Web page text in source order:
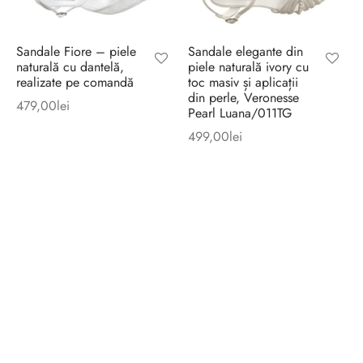
Sandale Fiore – piele
naturală cu dantelă,
realizate pe comandă
479,00lei
Sandale elegante din
piele naturală ivory cu
toc masiv și aplicații
din perle, Veronesse
Pearl Luana/011TG
499,00lei